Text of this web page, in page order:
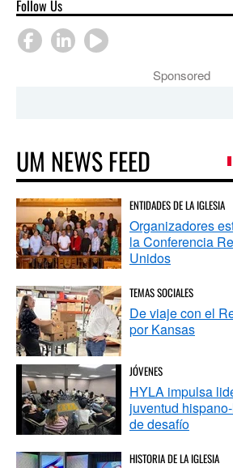
Follow Us
Sponsored
UM NEWS FEED
ENTIDADES DE LA IGLESIA
Organizadores
la Conferencia
Unidos
TEMAS SOCIALES
De viaje con el
por Kansas
JÓVENES
HYLA impulsa
juventud
de desafío
HISTORIA DE LA IGLESIA